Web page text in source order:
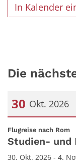
In Kalender
Die
30 Okt. 2026
Datum: 30.
Flugreise nach Rom:
Studien- und
30. Okt. 2026 - 4.